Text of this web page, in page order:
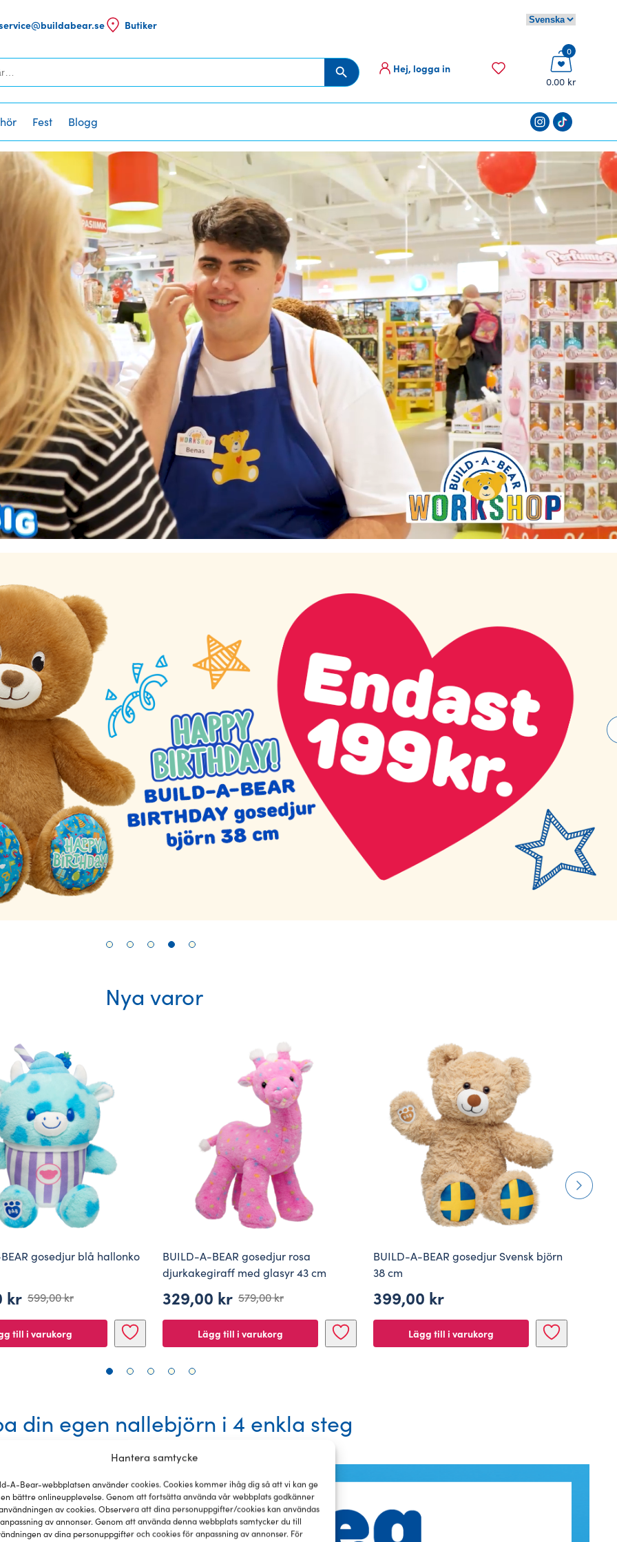
Hantera samtycke
A-Bear-webbplatsen använder cookies. Cookies kommer ihåg dig så att vi kan ge
bättre onlineupplevelse. Genom att fortsätta använda vår webbplats godkänner
av cookies. Observera att dina personuppgifter/cookies kan användas
av annonser. Genom att använda denna webbplats samtycker du till
av dina personuppgifter och cookies för anpassning av annonser. För
Butiker
Sökknapp Hej, logga in
0
0.00 kr
Fest Blogg
Nya varor
gosedjur blå hallonko
599,00kr
kr
till i varukorg
BUILD-A-BEAR gosedjur rosa
djurkakegiraff med glasyr 43 cm
579,00kr
Det
ursprungliga
priset
var:
329,00 kr
Det
nuvarande
priset
är:
Lägg till i varukorg
BUILD-A-BEAR gosedjur Svensk björn
38 cm
399,00 kr
Lägg till i varukorg
din egen nallebjörn i 4 enkla steg